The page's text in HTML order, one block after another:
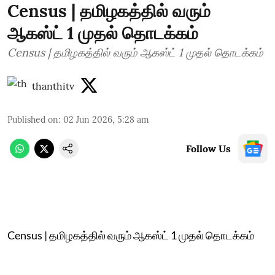
Census | தமிழகத்தில் வரும்
ஆகஸ்ட் 1 முதல் தொடக்கம்
Census | தமிழகத்தில் வரும் ஆகஸ்ட் 1 முதல் தொடக்கம்
thanthitv
Published on: 02 Jun 2026, 5:28 am
Follow Us
Census | தமிழகத்தில் வரும் ஆகஸ்ட் 1 முதல் தொடக்கம்